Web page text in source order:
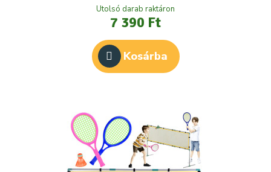
Utolsó darab raktáron
7 390 Ft
Kosárba